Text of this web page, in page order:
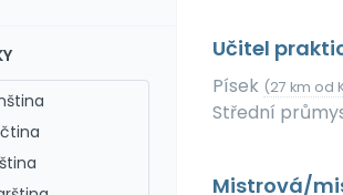
Učitel
Písek (27 km od
Střední
Mistrová/